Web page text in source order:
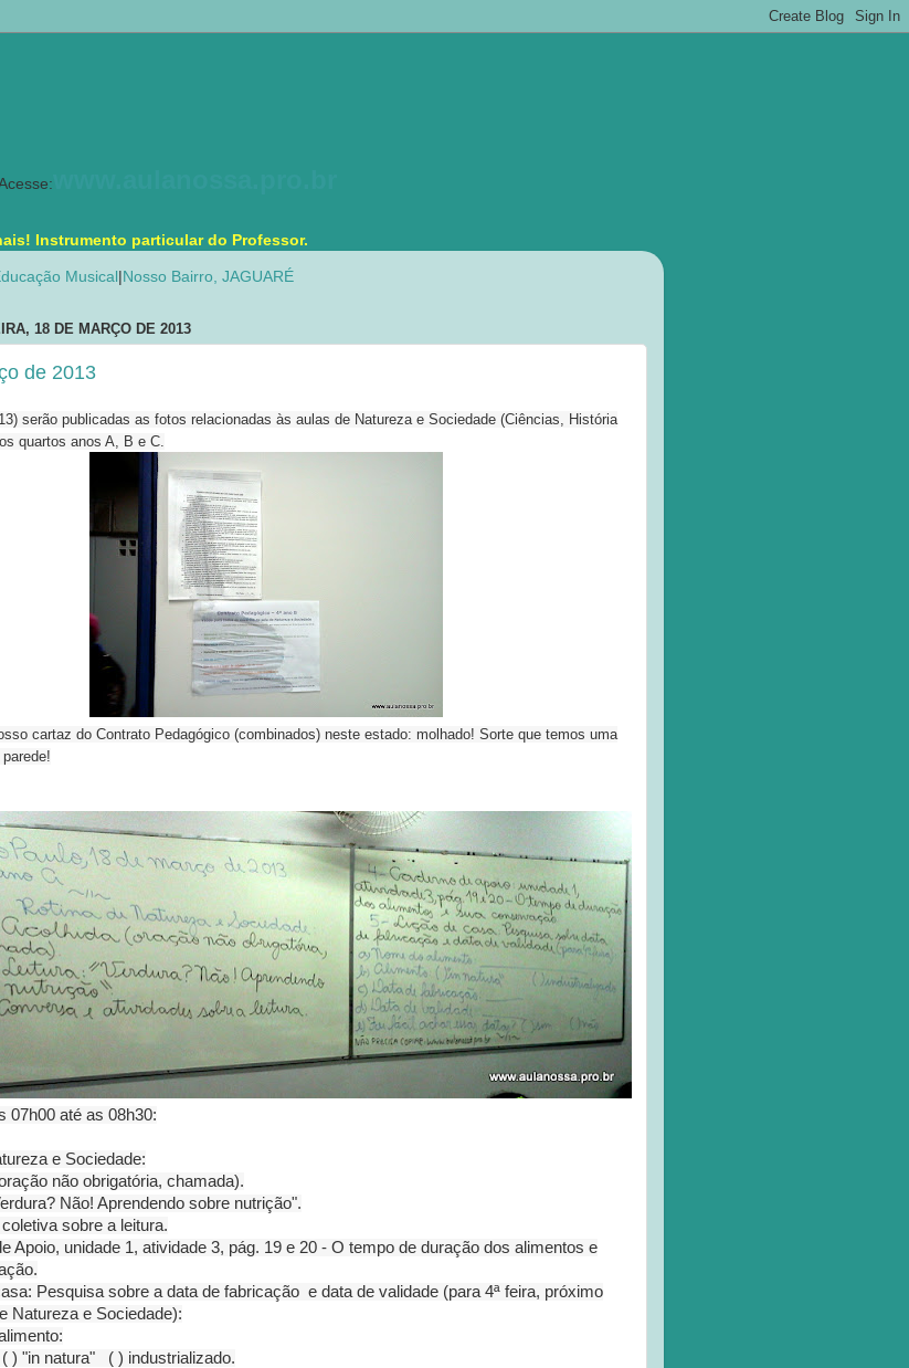
Instrumento particular do Professor.
Musical Nosso Bairro, JAGUARÉ
18 DE MARÇO DE 2013
de 2013
serão publicadas as fotos relacionadas às aulas de Natureza e Sociedade (Ciências, História
quartos anos A, B e C.
cartaz do Contrato Pedagógico (combinados) neste estado: molhado! Sorte que temos uma
07h00 até as 08h30:
e Sociedade:
não obrigatória, chamada).
Não! Aprendendo sobre nutrição".
sobre a leitura.
Apoio, unidade 1, atividade 3, pág. 19 e 20 - O tempo de duração dos alimentos e
Pesquisa sobre a data de fabricação e data de validade (para 4ª feira, próximo
Natureza e Sociedade):
) "in natura" ( ) industrializado.